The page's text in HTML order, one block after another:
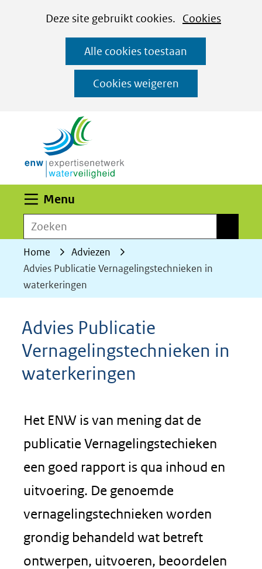
CookiesDeze site gebruikt cookies. Cookies
website
worden
toegestaan
geweigerd.
Alle cookies toestaan
Cookies weigeren
Ga
naar
de
inhoud
Menu
Zoeken
Home
Adviezen
Advies Publicatie Vernagelingstechnieken in
waterkeringen
Advies Publicatie
Vernagelingstechnieken in
waterkeringen
Het ENW is van mening dat de
publicatie Vernagelingstechieken
een goed rapport is qua inhoud en
uitvoering. De genoemde
vernagelingstechnieken worden
grondig behandeld wat betreft
ontwerpen, uitvoeren, beoordelen